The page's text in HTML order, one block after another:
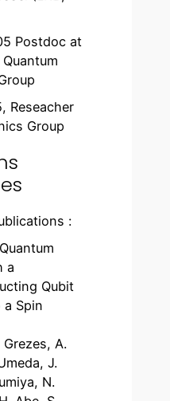
Postdoc at
Reseacher
Group
:
a
Qubit
a Spin
Grezes, A.
J.
N.